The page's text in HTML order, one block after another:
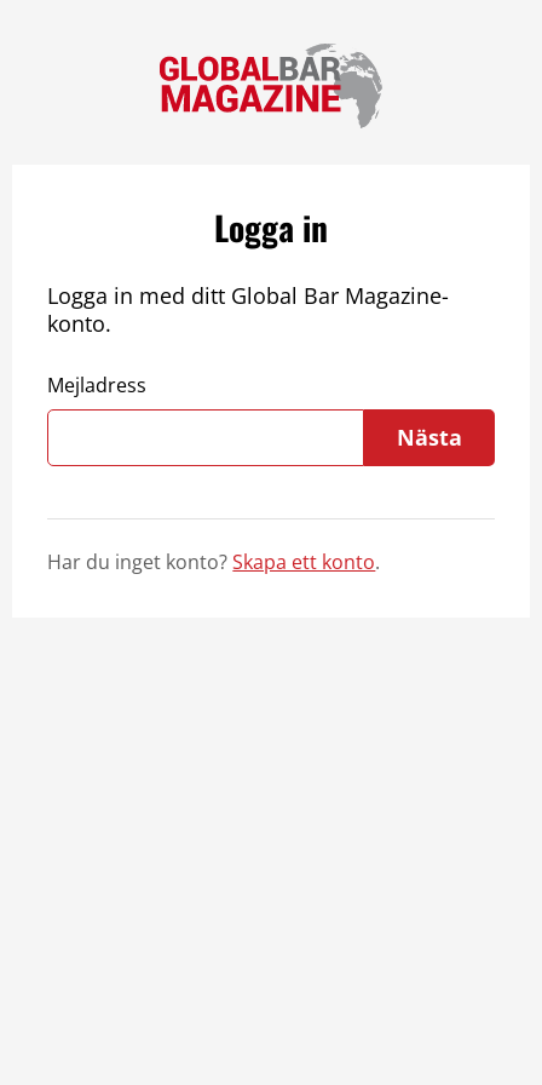
Logga in
Logga in med ditt Global Bar Magazine-
konto.
Mejladress
Nästa
Har du inget konto?Skapa ett konto.